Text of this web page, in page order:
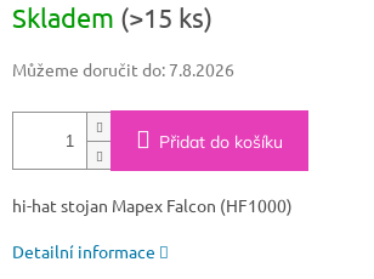
cena:
Skladem (>15 ks)
Můžeme doručit do: 7.8.2026
Přidat do košíku
hi-hat stojan Mapex Falcon (HF1000)
Detailní informace